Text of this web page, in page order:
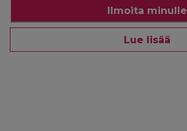
Ilmoita minulle
Lue lisää